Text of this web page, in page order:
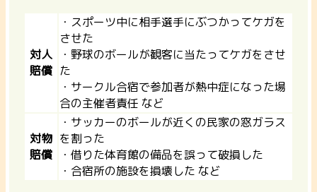
対人
賠償
・スポーツ中に相手選手にぶつかってケガを
させた
・野球のボールが観客に当たってケガをさせ
た
・サークル合宿で参加者が熱中症になった場
合の主催者責任 など
対物
賠償
・サッカーのボールが近くの民家の窓ガラス
を割った
・借りた体育館の備品を誤って破損した
・合宿所の施設を損壊した など